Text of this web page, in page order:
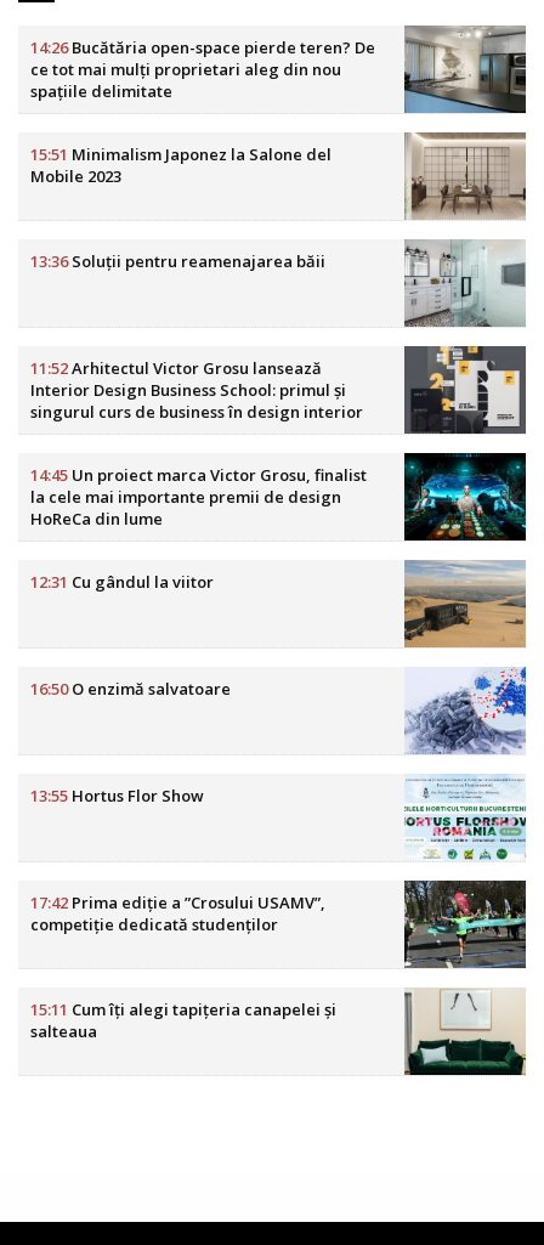
14:26Bucătăria open-space pierde teren? De
ce tot mai mulți proprietari aleg din nou
spațiile delimitate
15:51 Minimalism Japonez la Salone del
Mobile 2023
13:36Soluții pentru reamenajarea băii
11:52Arhitectul Victor Grosu lansează
Interior Design Business School: primul și
singurul curs de business în design interior
din România
14:45 Un proiect marca Victor Grosu, finalist
la cele mai importante premii de design
HoReCa din lume
12:31 Cu gândul la viitor
16:50O enzimă salvatoare
13:55 Hortus Flor Show
17:42 Prima ediție a ”Crosului USAMV”,
competiție dedicată studenților
15:11 Cum îți alegi tapițeria canapelei și
salteaua